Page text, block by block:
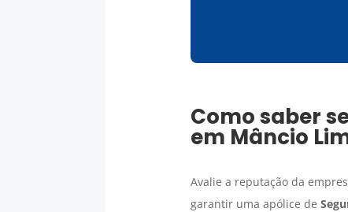
Como saber
em Mâncio
Avalie a reputação da
garantir uma apólice de